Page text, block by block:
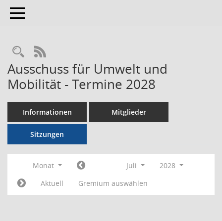
Toggle navigation
RSS-Feed
Ausschuss für Umwelt und
Mobilität - Termine 2028
Informationen Mitglieder
Sitzungen
Monat Juli
2028
Aktuell
Gremium auswählen